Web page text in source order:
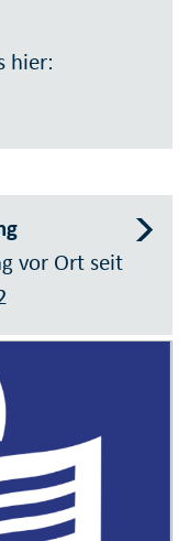
hier:
vor Ort seit